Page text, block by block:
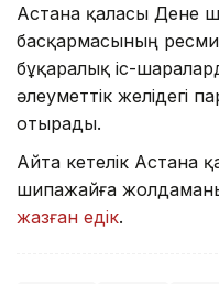
Астана қаласы Дене
басқармасының
бұқаралық іс-
әлеуметтік желідегі
отырады.
Айта кетелік Астана
шипажайға
жазған едік.